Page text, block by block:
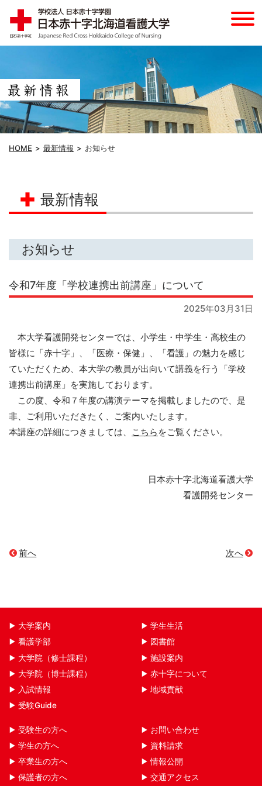
HOME 最新情報 お知らせ
最新情報
お知らせ
令和7年度「学校連携出前講座」について
2025年03月31日
本大学看護開発センターでは、小学生・中学生・高校生の
皆様に「赤十字」、「医療・保健」、「看護」の魅力を感じ
ていただくため、本大学の教員が出向いて講義を行う「学校
連携出前講座」を実施しております。
この度、令和７年度の講演テーマを掲載しましたので、是
非、ご利用いただきたく、ご案内いたします。
本講座の詳細につきましては、
こちら をご覧ください。
日本赤十字北海道看護大学
看護開発センター
前へ 次へ
大学案内
看護学部
大学院（修士課程）
大学院（博士課程）
入試情報
受験Guide
学生生活
図書館
施設案内
赤十字について
地域貢献
受験生の方へ
学生の方へ
卒業生の方へ
保護者の方へ
お問い合わせ
資料請求
情報公開
交通アクセス